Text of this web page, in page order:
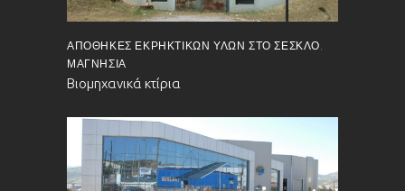
ΑΠΟΘΉΚΕΣ ΕΚΡΗΚΤΙΚΏΝ ΥΛΏΝ ΣΤΟ ΣΈΣΚΛΟ,
ΜΑΓΝΗΣΊΑ
Βιομηχανικά κτίρια